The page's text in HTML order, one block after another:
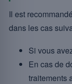
Il est
dans les cas
Si vous
En cas de
traitements